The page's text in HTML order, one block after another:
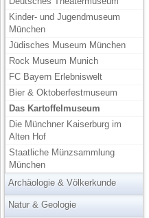
Kinder- und Jugendmuseum
München
Jüdisches Museum München
Rock Museum Munich
FC Bayern Erlebniswelt
Bier & Oktoberfestmuseum
Das Kartoffelmuseum
Die Münchner Kaiserburg im
Alten Hof
Staatliche Münzsammlung
München
Archäologie & Völkerkunde
Natur & Geologie